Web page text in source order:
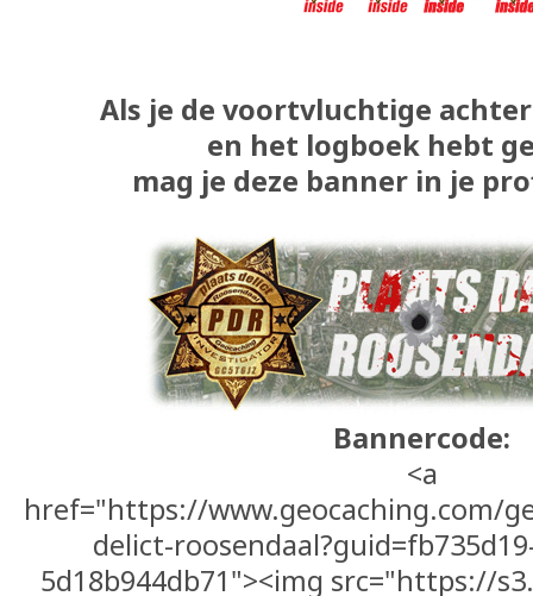
Als je de voortvluchtige
en het logboek hebt
mag je deze banner in je
Bannercode:
<a
href="https://www.geocaching.com/
delict-
5d18b944db71"><img src="https://